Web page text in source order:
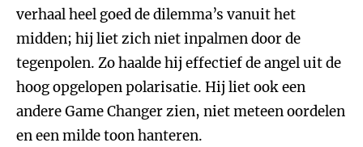
verhaal heel goed de dilemma’s vanuit het
midden; hij liet zich niet inpalmen door de
tegenpolen. Zo haalde hij effectief de angel uit de
hoog opgelopen polarisatie. Hij liet ook een
andere Game Changer zien, niet meteen oordelen
en een milde toon hanteren.